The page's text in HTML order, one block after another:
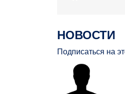
НОВОСТИ
Подписаться на